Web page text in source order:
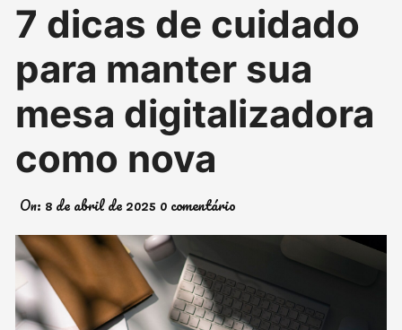
7 dicas de cuidado
para manter sua
mesa digitalizadora
como nova
On: 8 de abril de 2025 0 comentário